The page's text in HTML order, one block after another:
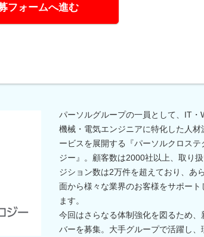
フォームへ進む
パーソルグループの一員として、IT・
機械・電気エンジニアに特化した人材
ービスを展開する『パーソルクロステ
ジー』。顧客数は2000社以上、取り
ジション数は2万件を超えており、あ
面から様々な業界のお客様をサポート
ます。
今回はさらなる体制強化を図るため、
バーを募集。大手グループで活躍し、